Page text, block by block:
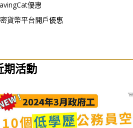
優惠
貨幣平台開戶優惠
期活動